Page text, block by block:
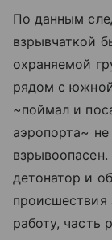
По данным
взрывчаткой
охраняемой
рядом с
~поймал и
аэропорта~
детонатор и
происшествия
работу, часть